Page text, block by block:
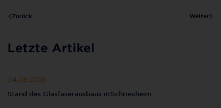
Zurück Weiter
Letzte Artikel
04.08.2026
Stand des Glasfaserausbaus in Schriesheim